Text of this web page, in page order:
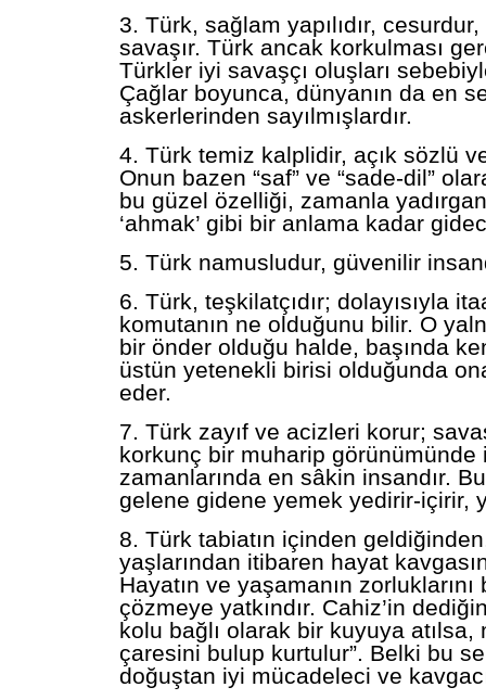
3. Türk, sağlam yapılıdır,
savaşır. Türk ancak korkulması
Türkler iyi savaşçı oluşları
Çağlar boyunca, dünyanın da en
askerlerinden sayılmışlardır.
4. Türk temiz kalplidir, açık sözlü
Onun bazen “saf” ve “sade-dil”
bu güzel özelliği, zamanla
‘ahmak’ gibi bir anlama kadar
5. Türk namusludur, güvenilir
6. Türk, teşkilatçıdır; dolayısıyla
komutanın ne olduğunu bilir. O
bir önder olduğu halde, başında
üstün yetenekli birisi olduğunda
eder.
7. Türk zayıf ve acizleri korur;
korkunç bir muharip görünümünde
zamanlarında en sâkin insandır.
gelene gidene yemek yedirir-içirir,
8. Türk tabiatın içinden
yaşlarından itibaren hayat
Hayatın ve yaşamanın zorluklarını
çözmeye yatkındır. Cahiz’in
kolu bağlı olarak bir kuyuya atılsa,
çaresini bulup kurtulur”. Belki bu
doğuştan iyi mücadeleci ve